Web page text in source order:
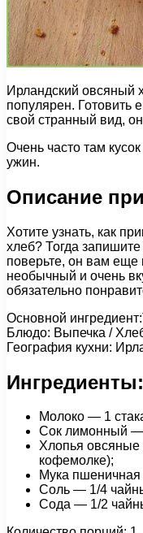
Ирландский овсяный
популярен. Готовить
свой странный вид,
Очень часто там
ужин.
Описание
Хотите узнать, как
хлеб? Тогда запишите
поверьте, он вам еще
необычный и очень
обязательно
Основной
Блюдо: Выпечка /
География кухни:
Ингредиенты:
Молоко — 1
Сок лимонный —
Хлопья
кофемолке);
Мука
Соль — 1/4
Сода — 1/2